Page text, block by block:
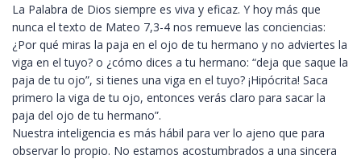
La Palabra de Dios siempre es viva y eficaz. Y hoy más que
nunca el texto de Mateo 7,3-4 nos remueve las conciencias:
¿Por qué miras la paja en el ojo de tu hermano y no adviertes la
viga en el tuyo? o ¿cómo dices a tu hermano: “deja que saque la
paja de tu ojo”, si tienes una viga en el tuyo? ¡Hipócrita! Saca
primero la viga de tu ojo, entonces verás claro para sacar la
paja del ojo de tu hermano”.
Nuestra inteligencia es más hábil para ver lo ajeno que para
observar lo propio. No estamos acostumbrados a una sincera